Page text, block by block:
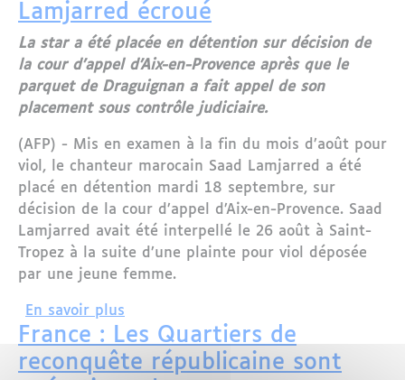
Lamjarred écroué
La star a été placée en détention sur décision de
la cour d’appel d’Aix-en-Provence après que le
parquet de Draguignan a fait appel de son
placement sous contrôle judiciaire.
(AFP) - Mis en examen à la fin du mois d’août pour
viol, le chanteur marocain Saad Lamjarred a été
placé en détention mardi 18 septembre, sur
décision de la cour d’appel d’Aix-en-Provence. Saad
Lamjarred avait été interpellé le 26 août à Saint-
Tropez à la suite d’une plainte pour viol déposée
par une jeune femme.
En savoir plus
France : Les Quartiers de
reconquête républicaine sont